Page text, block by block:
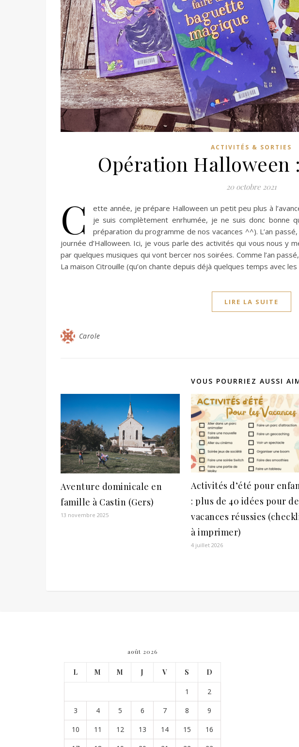
ACTIVITÉS & SORTIES
Opération Halloween
20 octobre 2021
C
ette année, je prépare Halloween un petit peu plus à
je suis complètement enrhumée, je ne suis donc bonne
préparation du programme de nos vacances ^^). L’an
journée d’Halloween. Ici, je vous parle des activités qui vous nous y
par quelques musiques qui vont bercer nos soirées. Comme l’an
La maison Citrouille (qu’on chante depuis déjà quelques temps avec
LIRE LA SUITE
Carole
VOUS POURRIEZ AUSSI
Aventure dominicale en
famille à Castin (Gers)
13 novembre 2025
Activités d’été pour
: plus de 40 idées pour
vacances réussies
à imprimer)
4 juillet 2026
août 2026
L M M J V S D
1 2
3 4 5 6 7 8 9
10 11 12 13 14 15 16